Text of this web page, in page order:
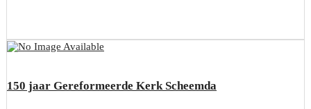
150 jaar Gereformeerde Kerk Scheemda